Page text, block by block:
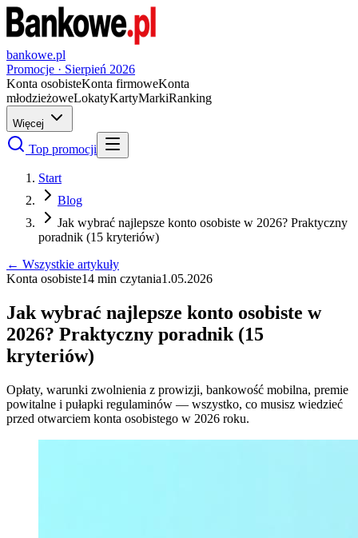
bankowe.pl
Promocje · Sierpień 2026
Konta osobisteKonta firmoweKonta
młodzieżoweLokatyKartyMarkiRanking
Więcej
Top promocji
Start
Blog
Jak wybrać najlepsze konto osobiste w 2026? Praktyczny
poradnik (15 kryteriów)
← Wszystkie artykuły
Konta osobiste14 min czytania1.05.2026
Jak wybrać najlepsze konto osobiste w
2026? Praktyczny poradnik (15
kryteriów)
Opłaty, warunki zwolnienia z prowizji, bankowość mobilna, premie
powitalne i pułapki regulaminów — wszystko, co musisz wiedzieć
przed otwarciem konta osobistego w 2026 roku.